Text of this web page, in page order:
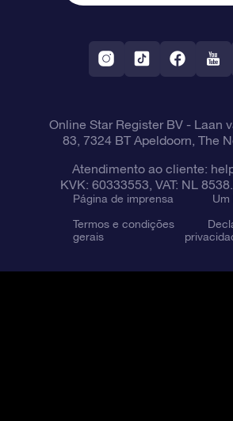
Aplicativo RV Fly me to the stars
Constelações
Online Star Register BV- Laan
83, 7324 BT Apeldoorn, The
Atendimento ao cliente:
KVK: 60333553, VAT: NL
Página de imprensa
Um
Termos e condições
gerais